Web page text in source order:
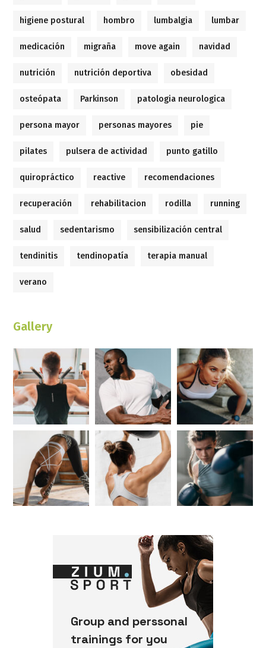
higiene postural hombro lumbalgia lumbar
medicación migraña move again navidad
nutrición nutrición deportiva obesidad
osteópata Parkinson patologia neurologica
persona mayor personas mayores pie
pilates pulsera de actividad punto gatillo
quiropráctico reactive recomendaciones
recuperación rehabilitacion rodilla running
salud sedentarismo sensibilización central
tendinitis tendinopatía terapia manual
verano
Gallery
Group and perssonal
trainings for you